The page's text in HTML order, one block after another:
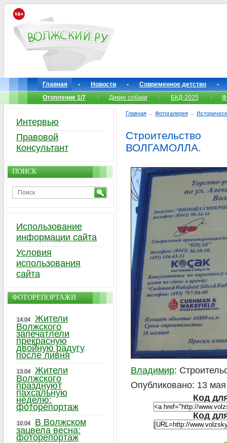
Главная Новости
Современное детство
Отопление 1/7
Дикие собаки БКД-2025
Главная → Фотогалерея →
Строительство
ВОЛГАМОЛЛА.
Владимир:
Опубликовано: 13
Код
Код
Интервью
Правовой
Консультант
ПОИСК
Использование
информации сайта
Условия
использования
сайта
ФОТОРЕПОРТАЖИ
14.04
Жители
Волжского
запечатлели
прекрасную
двойную радугу
после ливня
13.04
Жители
Волжского
празднуют
пахсальную
неделю:
фоторепортаж
10.04
В Волжском
зацвела весна:
фоторепортаж